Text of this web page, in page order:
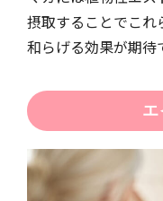
摂取することでこれ
和らげる効果が期待